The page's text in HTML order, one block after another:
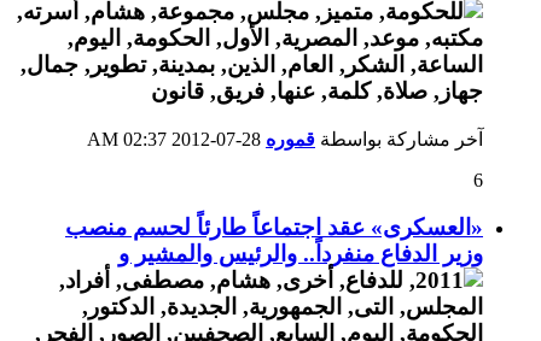
آخر مشاركة بواسطة قموره
02:37 AM
6
«العسكرى» عقد اجتماعاً طارئاً لحسم منصب
وزير الدفاع منفرداً.. والرئيس والمشير و